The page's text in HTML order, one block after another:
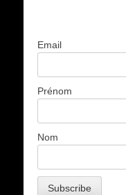
Email
Prénom
Nom